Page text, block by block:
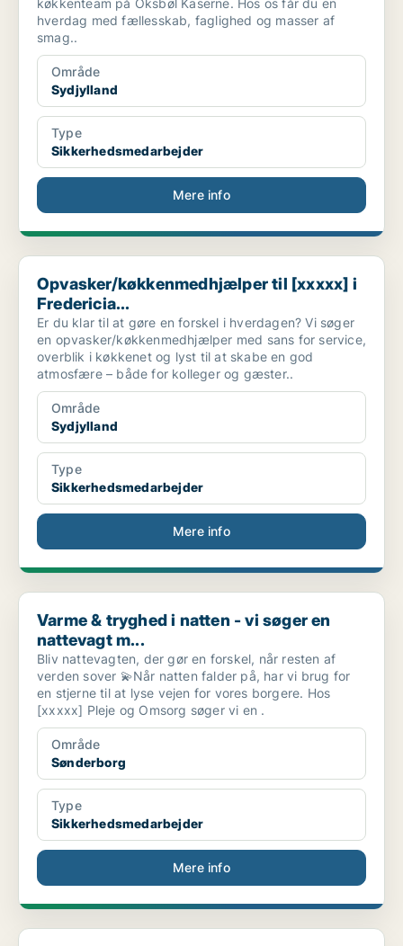
køkkenteam på Oksbøl Kaserne. Hos os får du en
hverdag med fællesskab, faglighed og masser af
smag..
Område
Sydjylland
Type
Sikkerhedsmedarbejder
Mere info
Opvasker/køkkenmedhjælper til [xxxxx] i Fredericia...
Opvasker/køkkenmedhjælper til [xxxxx] i
Fredericia...
Er du klar til at gøre en forskel i hverdagen? Vi søger
en opvasker/køkkenmedhjælper med sans for service,
overblik i køkkenet og lyst til at skabe en god
atmosfære – både for kolleger og gæster..
Område
Sydjylland
Type
Sikkerhedsmedarbejder
Mere info
Varme & tryghed i natten - vi søger en nattevagt m...
Varme & tryghed i natten - vi søger en
nattevagt m...
Bliv nattevagten, der gør en forskel, når resten af
verden sover 💫Når natten falder på, har vi brug for
en stjerne til at lyse vejen for vores borgere. Hos
[xxxxx] Pleje og Omsorg søger vi en .
Område
Sønderborg
Type
Sikkerhedsmedarbejder
Mere info
Rengøringsassistent til [xxxxx]. Værn: - Funktion...